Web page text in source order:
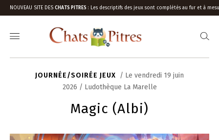
NOUVEAU SITE DES CHATS PITRES : Les descriptifs des jeux sont complétés au fur et à
JOURNÉE/SOIRÉE JEUX
/ Le vendredi 19 juin
2026 / Ludothèque La Marelle
Magic (Albi)